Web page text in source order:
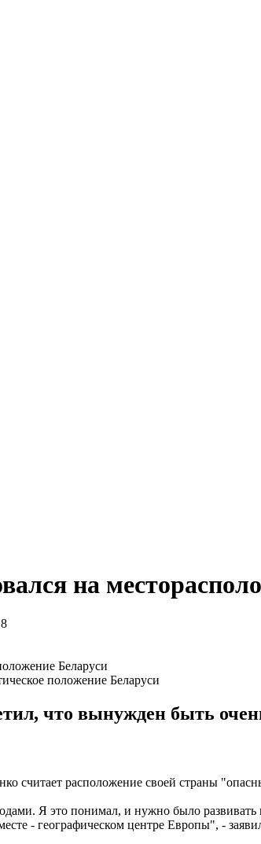
на
положение Беларуси
что вынужден быть
считает расположение своей страны
Я это понимал, и нужно было развивать
- географическом центре Европы", -